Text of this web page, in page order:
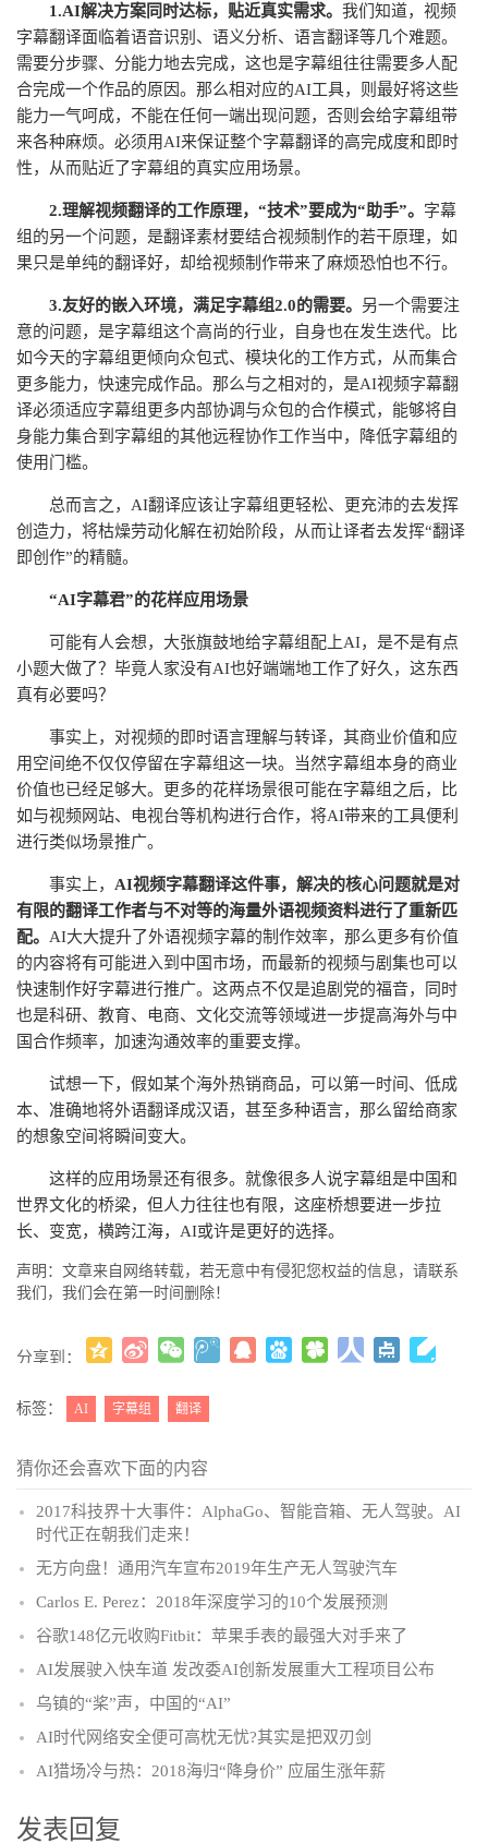
1.AI解决方案同时达标，贴近真实需求。 我们知道，视频
字幕翻译面临着语音识别、语义分析、语言翻译等几个难题。
需要分步骤、分能力地去完成，这也是字幕组往往需要多人配
合完成一个作品的原因。那么相对应的AI工具，则最好将这些
能力一气呵成，不能在任何一端出现问题，否则会给字幕组带
来各种麻烦。必须用AI来保证整个字幕翻译的高完成度和即时
性，从而贴近了字幕组的真实应用场景。
2.理解视频翻译的工作原理，“技术”要成为“助手”。 字幕
组的另一个问题，是翻译素材要结合视频制作的若干原理，如
果只是单纯的翻译好，却给视频制作带来了麻烦恐怕也不行。
3.友好的嵌入环境，满足字幕组2.0的需要。 另一个需要注
意的问题，是字幕组这个高尚的行业，自身也在发生迭代。比
如今天的字幕组更倾向众包式、模块化的工作方式，从而集合
更多能力，快速完成作品。那么与之相对的，是AI视频字幕翻
译必须适应字幕组更多内部协调与众包的合作模式，能够将自
身能力集合到字幕组的其他远程协作工作当中，降低字幕组的
使用门槛。
总而言之，AI翻译应该让字幕组更轻松、更充沛的去发挥
创造力，将枯燥劳动化解在初始阶段，从而让译者去发挥“翻译
即创作”的精髓。
“AI字幕君”的花样应用场景
可能有人会想，大张旗鼓地给字幕组配上AI，是不是有点
小题大做了？毕竟人家没有AI也好端端地工作了好久，这东西
真有必要吗？
事实上，对视频的即时语言理解与转译，其商业价值和应
用空间绝不仅仅停留在字幕组这一块。当然字幕组本身的商业
价值也已经足够大。更多的花样场景很可能在字幕组之后，比
如与视频网站、电视台等机构进行合作，将AI带来的工具便利
进行类似场景推广。
事实上， AI视频字幕翻译这件事，解决的核心问题就是对
有限的翻译工作者与不对等的海量外语视频资料进行了重新匹
配。 AI大大提升了外语视频字幕的制作效率，那么更多有价值
的内容将有可能进入到中国市场，而最新的视频与剧集也可以
快速制作好字幕进行推广。这两点不仅是追剧党的福音，同时
也是科研、教育、电商、文化交流等领域进一步提高海外与中
国合作频率，加速沟通效率的重要支撑。
试想一下，假如某个海外热销商品，可以第一时间、低成
本、准确地将外语翻译成汉语，甚至多种语言，那么留给商家
的想象空间将瞬间变大。
这样的应用场景还有很多。就像很多人说字幕组是中国和
世界文化的桥梁，但人力往往也有限，这座桥想要进一步拉
长、变宽，横跨江海，AI或许是更好的选择。
声明：文章来自网络转载，若无意中有侵犯您权益的信息，请联系
我们，我们会在第一时间删除！
分享到：
标签： AI 字幕组 翻译
猜你还会喜欢下面的内容
2017科技界十大事件：AlphaGo、智能音箱、无人驾驶。AI
时代正在朝我们走来！
无方向盘！通用汽车宣布2019年生产无人驾驶汽车
Carlos E. Perez：2018年深度学习的10个发展预测
谷歌148亿元收购Fitbit：苹果手表的最强大对手来了
AI发展驶入快车道 发改委AI创新发展重大工程项目公布
乌镇的“桨”声，中国的“AI”
AI时代网络安全便可高枕无忧?其实是把双刃剑
AI猎场冷与热：2018海归“降身价” 应届生涨年薪
发表回复